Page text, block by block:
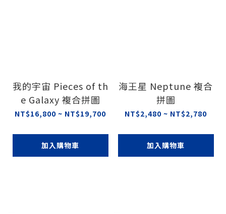
我的宇宙 Pieces of th
e Galaxy 複合拼圖
NT$16,800 ~ NT$19,700
加入購物車
海王星 Neptune 複合
拼圖
NT$2,480 ~ NT$2,780
加入購物車